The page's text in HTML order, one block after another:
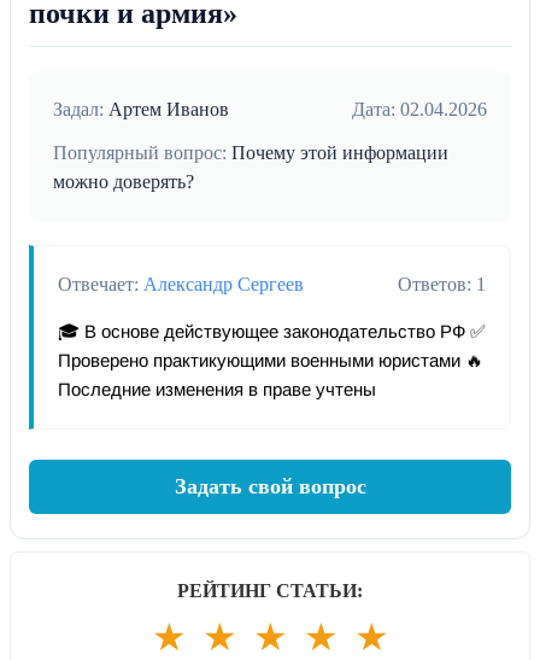
почки и армия»
Задал: Артем Иванов Дата: 02.04.2026
Популярный вопрос: Почему этой информации
можно доверять?
Отвечает: Александр Сергеев Ответов: 1
🎓 В основе действующее законодательство РФ ✅
Проверено практикующими военными юристами 🔥
Последние изменения в праве учтены
Задать свой вопрос
РЕЙТИНГ СТАТЬИ:
★ ★ ★ ★ ★